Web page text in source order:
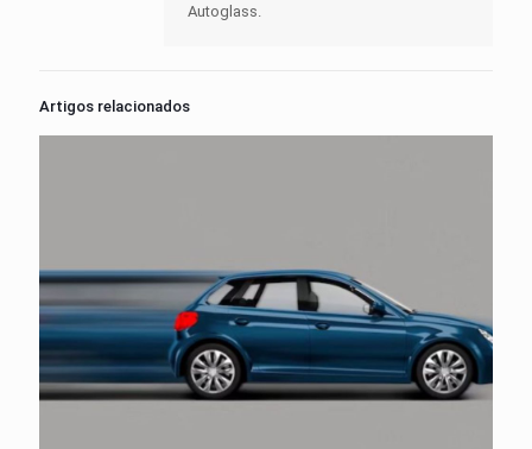
Autoglass.
Artigos relacionados